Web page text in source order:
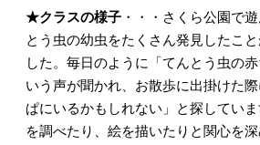
★クラスの様子・・・さくら公園で
とう虫の幼虫をたくさん発見したこ
した。毎日のように「てんとう虫の
いう声が聞かれ、お散歩に出掛けた
ぱにいるかもしれない」と探してい
を調べたり、絵を描いたりと関心を